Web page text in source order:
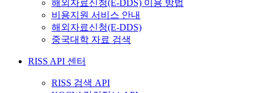
해외자료신청(E-DDS) 이용 방법
비용지원 서비스 안내
해외자료신청(E-DDS)
중국대학 자료 검색
RISS API 센터
RISS 검색 API